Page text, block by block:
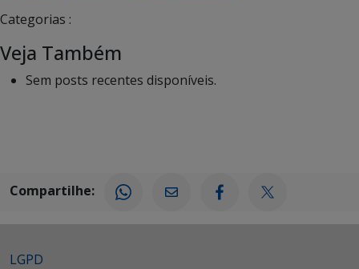
Categorias :
Veja Também
Sem posts recentes disponíveis.
Compartilhe:
LGPD